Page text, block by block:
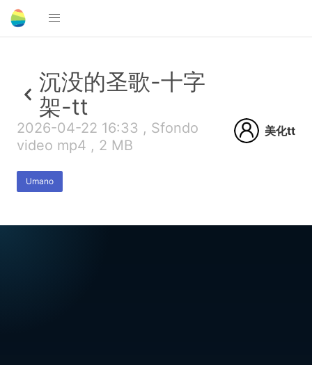
沉没的圣歌-十字
架-tt
2026-04-22 16:33 , Sfondo
video mp4 , 2 MB
Umano
美化tt